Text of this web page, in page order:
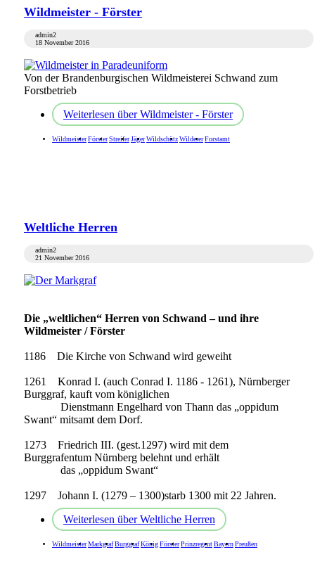
Wildmeister - Förster
admin2
18 November 2016
Von der Brandenburgischen Wildmeisterei Schwand zum
Forstbetrieb
Weiterlesen über Wildmeister - Förster
WildmeisterFörsterStreiferJägerWildschützWildererForstamt
Weltliche Herren
admin2
21 November 2016
Die „weltlichen“ Herren von Schwand – und ihre
Wildmeister / Förster
1186 Die Kirche von Schwand wird geweiht
1261 Konrad I. (auch Conrad I. 1186 - 1261), Nürnberger
Burggraf, kauft vom königlichen
Dienstmann Engelhard von Thann das „oppidum
Swant“ mitsamt dem Dorf.
1273 Friedrich III. (gest.1297) wird mit dem
Burggrafentum Nürnberg belehnt und erhält
das „oppidum Swant“
1297 Johann I. (1279 – 1300)starb 1300 mit 22 Jahren.
Weiterlesen über Weltliche Herren
WildmeisterMarkgrafBurggrafKönigFörsterPrinzregentBayernPreußen